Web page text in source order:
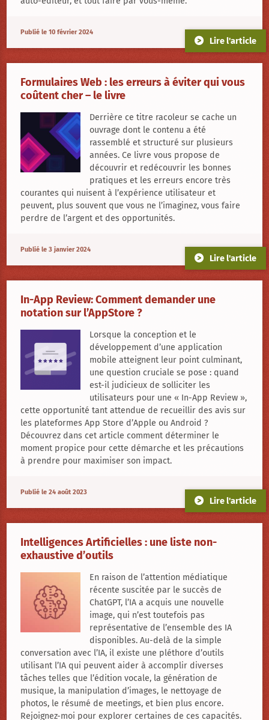
Publié le 10 février 2024
Lire l'article
Formulaires Web : les erreurs à éviter qui vous
coûtent cher – le livre
Derrière ce titre racoleur se cache un
ouvrage dont le contenu a été
rassemblé et structuré sur plusieurs
années. Ce livre vous propose de
découvrir et redécouvrir les bonnes
pratiques et les erreurs encore très
courantes qui nuisent à l’expérience utilisateur et
peuvent, plus souvent que vous ne l’imaginez, vous faire
perdre de l’argent et des opportunités.
Publié le 3 janvier 2024
Lire l'article
In-App Review: Comment demander une
notation sur l’AppStore ?
Lorsque la conception et le
développement d’une application
mobile atteignent leur point culminant,
une question cruciale se pose : quand
est-il judicieux de solliciter les
utilisateurs pour une « In-App Review »,
cette opportunité tant attendue de recueillir des avis sur
les plateformes App Store d’Apple ou Android ?
Découvrez dans cet article comment déterminer le
moment propice pour cette démarche et les précautions
à prendre pour maximiser son impact.
Publié le 24 août 2023
Lire l'article
Intelligences Artificielles : une liste non-
exhaustive d’outils
En raison de l’attention médiatique
récentesuscitée par le succès de
ChatGPT, l’IA a acquis une nouvelle
image, qui n’est toutefois pas
représentative de l’ensemble des IA
disponibles. Au-delà de la simple
conversation avec l’IA, il existe une pléthore d’outils
utilisant l’IA qui peuvent aider à accomplir diverses
tâches telles que l’édition vocale, la génération de
musique, la manipulation d’images, le nettoyage de
photos, le résumé de meetings, et bien plus encore.
Rejoignez-moi pour explorer certaines de ces capacités.